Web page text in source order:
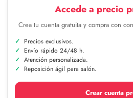
Accede a precio
Crea tu cuenta gratuita y compra con
Precios exclusivos.
Envío rápido 24/48 h.
Atención personalizada.
Reposición ágil para salón.
Crear cuenta